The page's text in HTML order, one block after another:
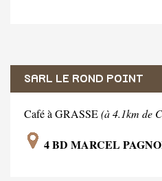
SARL LE ROND POINT
Café à GRASSE(à 4.1km de
4 BD MARCEL